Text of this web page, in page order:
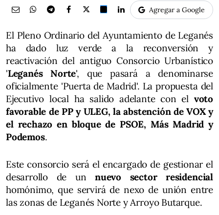
Agregar a Google
El Pleno Ordinario del Ayuntamiento de Leganés
ha dado luz verde a la reconversión y
reactivación del antiguo Consorcio Urbanístico
'Leganés Norte', que pasará a denominarse
oficialmente 'Puerta de Madrid'. La propuesta del
Ejecutivo local ha salido adelante con el voto
favorable de PP y ULEG, la abstención de VOX y
el rechazo en bloque de PSOE, Más Madrid y
Podemos.
Este consorcio será el encargado de gestionar el
desarrollo de unnuevo sector residencial
homónimo, que servirá de nexo de unión entre
las zonas de Leganés Norte y Arroyo Butarque.